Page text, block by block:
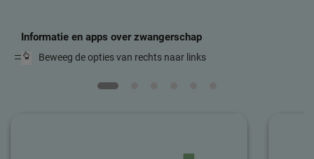
Informatie en apps over zwangerschap
Beweeg de opties van rechts naar links